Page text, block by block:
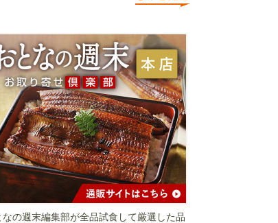
なの週末編集部が全品試食して厳選した品